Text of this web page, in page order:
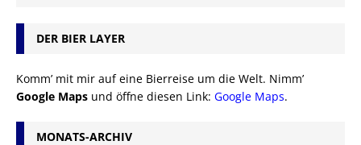
DER BIER LAYER
Komm’ mit mir auf eine Bierreise um die Welt. Nimm’
Google Maps und öffne diesen Link: Google Maps.
MONATS-ARCHIV